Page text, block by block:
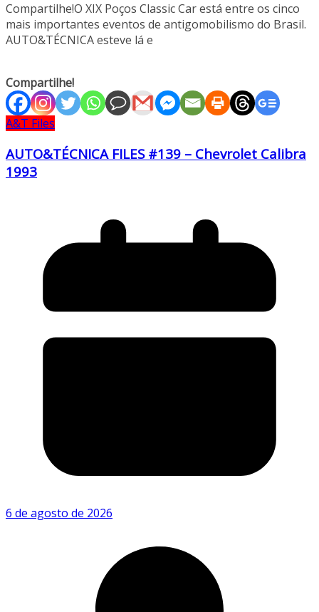
Compartilhe!O XIX Poços Classic Car está entre os cinco
mais importantes eventos de antigomobilismo do Brasil.
AUTO&TÉCNICA esteve lá e
Compartilhe!
A&T Files
AUTO&TÉCNICA FILES #139 – Chevrolet Calibra
1993
6 de agosto de 2026